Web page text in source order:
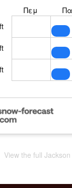
View the full